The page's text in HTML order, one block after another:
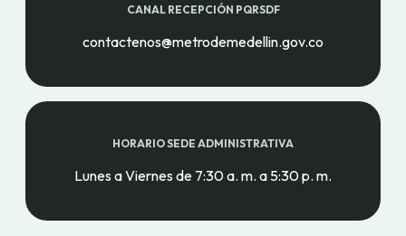
CANAL RECEPCIÓN PQRSDF
contactenos@metrodemedellin.gov.co
HORARIO SEDE ADMINISTRATIVA
Lunes a Viernes de 7:30 a. m. a 5:30 p. m.